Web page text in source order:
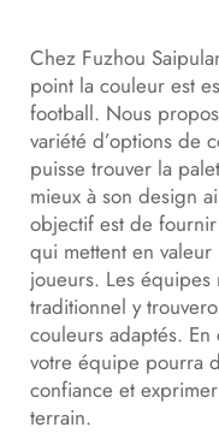
Chez Fuzhou
point la couleur est
football. Nous
variété d’options de
puisse trouver la
mieux à son design
objectif est de
qui mettent en
joueurs. Les
traditionnel y
couleurs adaptés.
votre équipe pourra
confiance et
terrain.